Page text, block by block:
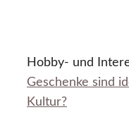
Hobby- und
Geschenke sind
Kultur?